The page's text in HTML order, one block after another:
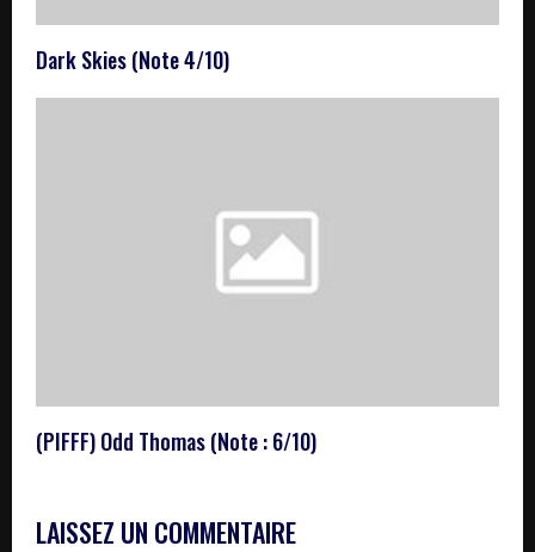
Dark Skies (Note 4/10)
(PIFFF) Odd Thomas (Note : 6/10)
LAISSEZ UN COMMENTAIRE